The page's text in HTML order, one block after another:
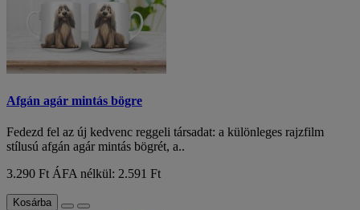
Afgán agár mintás bögre
Fedezd fel az új kedvenc reggeli társadat: a különleges rajzfilm
stílusú afgán agár mintás bögrét, a..
3.290 Ft ÁFA nélkül: 2.591 Ft
Kosárba